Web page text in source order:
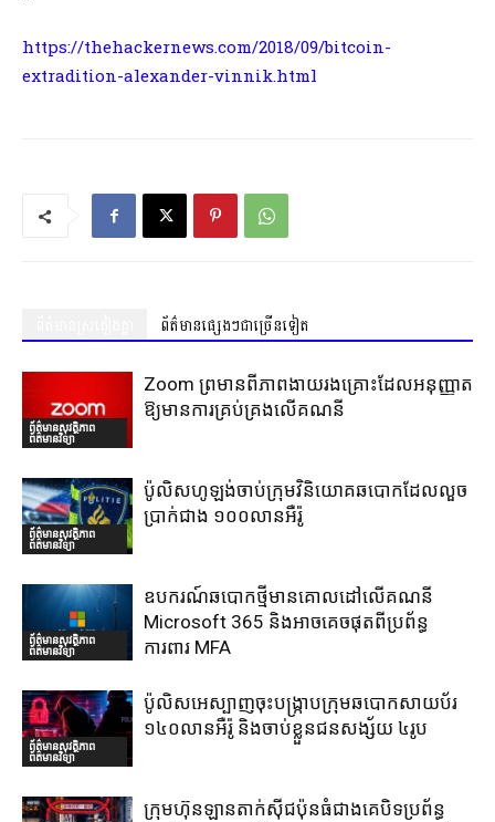
https://thehackernews.com/2018/09/bitcoin-
extradition-alexander-vinnik.html
ព័ត៌មានផ្សេងៗជាច្រើនទៀត
ព័ត៌មានសុវត្ថិភាព
ព័ត៌មានវិទ្យា
Zoom ព្រមានពីភាពងាយរងគ្រោះដែលអនុញ្ញាត
ឱ្យមានការគ្រប់គ្រងលើគណនី
ព័ត៌មានសុវត្ថិភាព
ព័ត៌មានវិទ្យា
ប៉ូលិសហូឡង់ចាប់ក្រុមវិនិយោគឆបោកដែលលួច
ប្រាក់ជាង ១០០លានអឺរ៉ូ
ព័ត៌មានសុវត្ថិភាព
ព័ត៌មានវិទ្យា
ឧបករណ៍ឆបោកថ្មីមានគោលដៅលើគណនី
Microsoft 365 និងអាចគេចផុតពីប្រព័ន្ធ
ការពារ MFA
ព័ត៌មានសុវត្ថិភាព
ព័ត៌មានវិទ្យា
ប៉ូលិសអេស្បាញចុះបង្រ្កាបក្រុមឆបោកសាយប័រ
១៤០លានអឺរ៉ូ និងចាប់ខ្លួនជនសង្ស័យ ៤រូប
ក្រុមហ៊ុនឡានតាក់ស៊ីជប៉ុនធំជាងគេបិទប្រព័ន្ធ